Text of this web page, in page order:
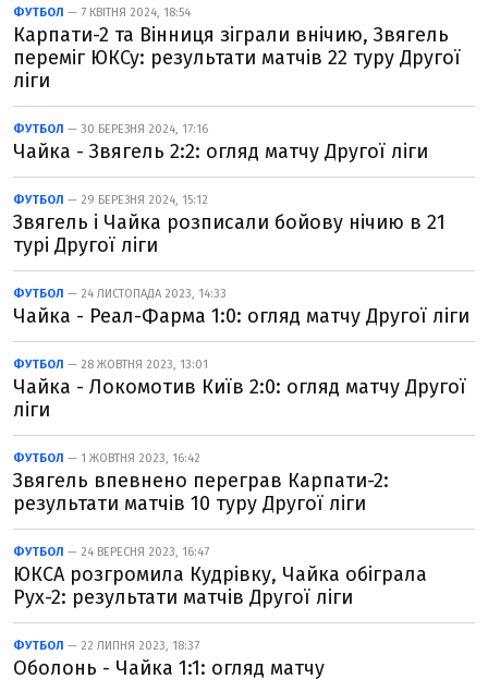
ФУТБОЛ — 7 КВІТНЯ 2024, 18:54
Карпати-2 та Вінниця зіграли внічию, Звягель
переміг ЮКСу: результати матчів 22 туру Другої
ліги
ФУТБОЛ — 30 БЕРЕЗНЯ 2024, 17:16
Чайка - Звягель 2:2: огляд матчу Другої ліги
ФУТБОЛ — 29 БЕРЕЗНЯ 2024, 15:12
Звягель і Чайка розписали бойову нічию в 21
турі Другої ліги
ФУТБОЛ — 24 ЛИСТОПАДА 2023, 14:33
Чайка - Реал-Фарма 1:0: огляд матчу Другої ліги
ФУТБОЛ — 28 ЖОВТНЯ 2023, 13:01
Чайка - Локомотив Київ 2:0: огляд матчу Другої
ліги
ФУТБОЛ — 1 ЖОВТНЯ 2023, 16:42
Звягель впевнено переграв Карпати-2:
результати матчів 10 туру Другої ліги
ФУТБОЛ — 24 ВЕРЕСНЯ 2023, 16:47
ЮКСА розгромила Кудрівку, Чайка обіграла
Рух-2: результати матчів Другої ліги
ФУТБОЛ — 22 ЛИПНЯ 2023, 18:37
Оболонь - Чайка 1:1: огляд матчу